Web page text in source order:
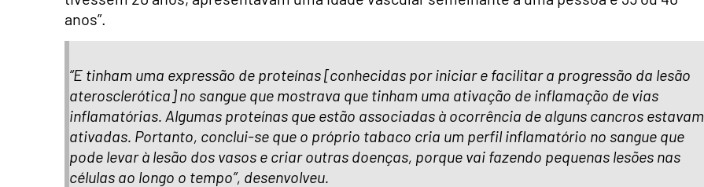
anos”.
“E tinham uma expressão de proteínas [conhecidas por iniciar e facilitar a progressão da lesão
aterosclerótica] no sangue que mostrava que tinham uma ativação de inflamação de vias
inflamatórias. Algumas proteínas que estão associadas à ocorrência de alguns cancros estavam
ativadas. Portanto, conclui-se que o próprio tabaco cria um perfil inflamatório no sangue que
pode levar à lesão dos vasos e criar outras doenças, porque vai fazendo pequenas lesões nas
células ao longo o tempo”, desenvolveu.